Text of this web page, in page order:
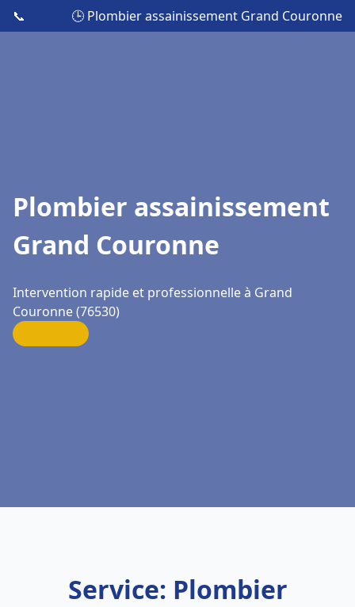
📞 🕒 Plombier assainissement Grand Couronne
Plombier assainissement
Grand Couronne
Intervention rapide et professionnelle à Grand
Couronne (76530)
Service: Plombier